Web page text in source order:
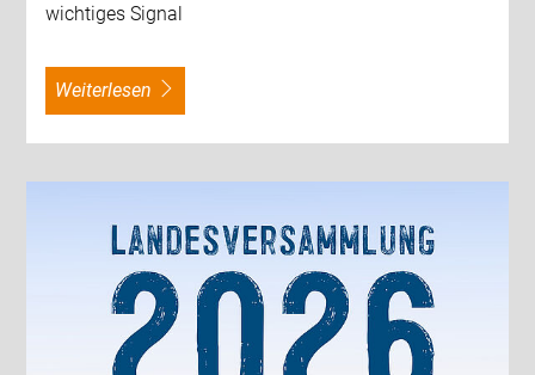
wichtiges Signal
weiterlesen